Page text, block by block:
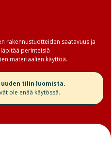
rakennustuotteiden saatavuus ja
perinteisiä
materiaalien käyttöä.
tilin luomista.
ole enää käytössä.